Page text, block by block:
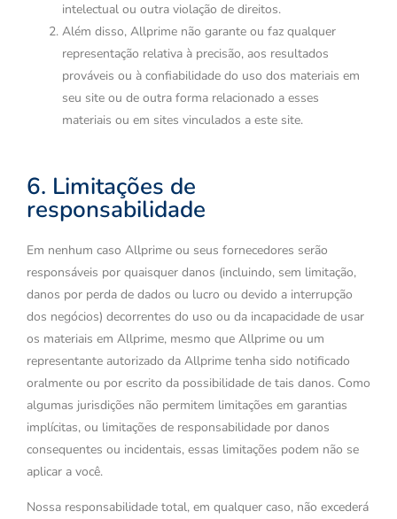
intelectual ou outra violação de direitos.
Além disso, Allprime não garante ou faz qualquer
representação relativa à precisão, aos resultados
prováveis ​​ou à confiabilidade do uso dos materiais em
seu site ou de outra forma relacionado a esses
materiais ou em sites vinculados a este site.
6. Limitações de
responsabilidade
Em nenhum caso Allprime ou seus fornecedores serão
responsáveis ​​por quaisquer danos (incluindo, sem limitação,
danos por perda de dados ou lucro ou devido a interrupção
dos negócios) decorrentes do uso ou da incapacidade de usar
os materiais em Allprime, mesmo que Allprime ou um
representante autorizado da Allprime tenha sido notificado
oralmente ou por escrito da possibilidade de tais danos. Como
algumas jurisdições não permitem limitações em garantias
implícitas, ou limitações de responsabilidade por danos
consequentes ou incidentais, essas limitações podem não se
aplicar a você.
Nossa responsabilidade total, em qualquer caso, não excederá